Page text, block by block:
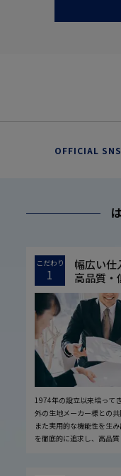
OFFICIAL SNS
こだわり
1
幅広い仕
高品質・
1974年の設立以来培って
外の生地メーカー様との
また実用的な機能性を生
を徹底的に追求し、高品